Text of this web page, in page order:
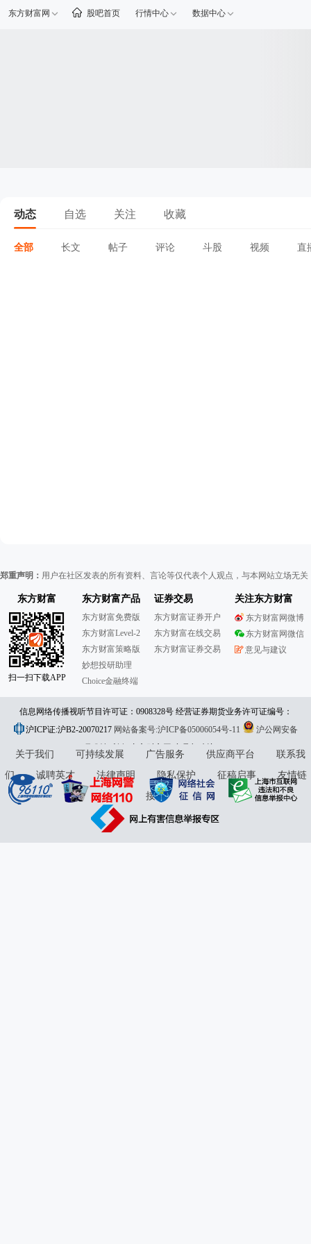
东方财富网 股吧首页 行情中心 数据中心
动态 自选 关注 收藏
全部 长文 帖子 评论 斗股 视频 直
郑重声明： 用户在社区发表的所有资料、言论等仅代表个人观点，与本网站立场无
东方财富
扫一扫下载APP
东方财富产品
东方财富免费版
东方财富Level-2
东方财富策略版
妙想投研助理
Choice金融终端
证券交易
东方财富证券开户
东方财富在线交易
东方财富证券交易
关注东方财富
东方财富网微博
东方财富网微信
意见与建议
信息网络传播视听节目许可证：0908328号 经营证券期货业务许可证编号：
913101046312860336 违法和不良信息举报:021-61278686 举报邮箱：
jubao@eastmoney.com
沪ICP证:沪B2-20070217 网站备案号:沪ICP备05006054号-11
沪公网安备
31010402000120号版权所有:东方财富网意见与建议:4000300059/952500
关于我们 可持续发展 广告服务 供应商平台
联系我
们
诚聘英才 法律声明 隐私保护 征稿启事
友情链
接